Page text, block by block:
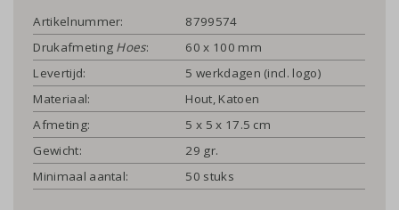
Artikelnummer:
8799574
Drukafmeting Hoes:
60 x 100 mm
Levertijd:
5 werkdagen (incl. logo)
Materiaal:
Hout, Katoen
Afmeting:
5 x 5 x 17.5 cm
Gewicht:
29 gr.
Minimaal aantal:
50 stuks